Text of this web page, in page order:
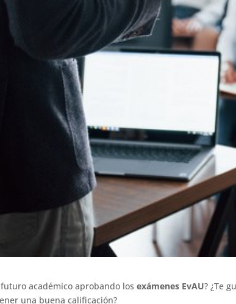
académico aprobando losexámenes EvAU? ¿Te
una buena calificación?